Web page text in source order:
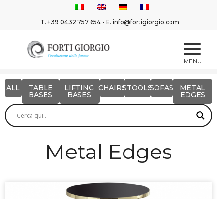
T.+39 0432 757 654 - E.info@fortigiorgio.com
ALL TABLE
BASES
LIFTING
BASES
CHAIRSSTOOLSSOFAS METAL
EDGES
Metal Edges